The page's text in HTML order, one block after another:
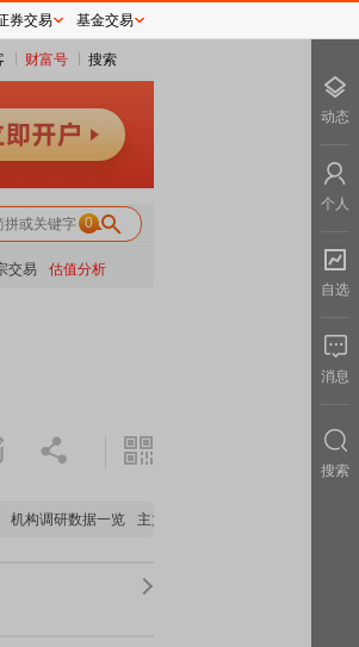
财富号 搜索
0
交易 估值分析
构调研数据一览 主力最新动向
券交易 基金交易
动态
个人
自选
消息
搜索